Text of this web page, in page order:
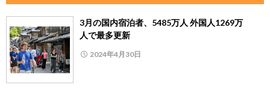
3月の国内宿泊者、5485万人 外国人1269万
人で最多更新
2024年4月30日